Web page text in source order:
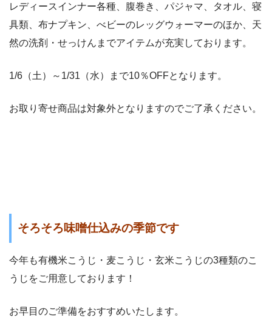
レディースインナー各種、腹巻き、パジャマ、タオル、寝
具類、布ナプキン、べビーのレッグウォーマーのほか、天
然の洗剤・せっけんまでアイテムが充実しております。
1/6（土）～1/31（水）まで10％OFFとなります。
お取り寄せ商品は対象外となりますのでご了承ください。
そろそろ味噌仕込みの季節です
今年も有機米こうじ・麦こうじ・玄米こうじの3種類のこ
うじをご用意しております！
お早目のご準備をおすすめいたします。